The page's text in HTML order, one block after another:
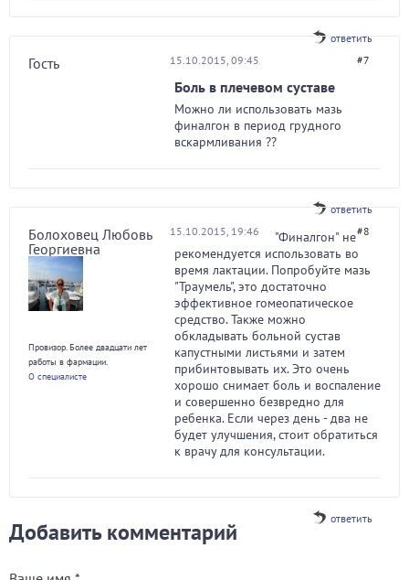
ответить
Гость 15.10.2015, 09:45 #7
Боль в плечевом суставе
Можно ли использовать мазь
финалгон в период грудного
вскармливания ??
ответить
Болоховец Любовь
Георгиевна
Провизор. Более двадцати лет
работы в фармации.
О специалисте
15.10.2015, 19:46 #8
"Финалгон" не
рекомендуется использовать во
время лактации. Попробуйте мазь
"Траумель", это достаточно
эффективное гомеопатическое
средство. Также можно
обкладывать больной сустав
капустными листьями и затем
прибинтовывать их. Это очень
хорошо снимает боль и воспаление
и совершенно безвредно для
ребенка. Если через день - два не
будет улучшения, стоит обратиться
к врачу для консультации.
ответить
Добавить комментарий